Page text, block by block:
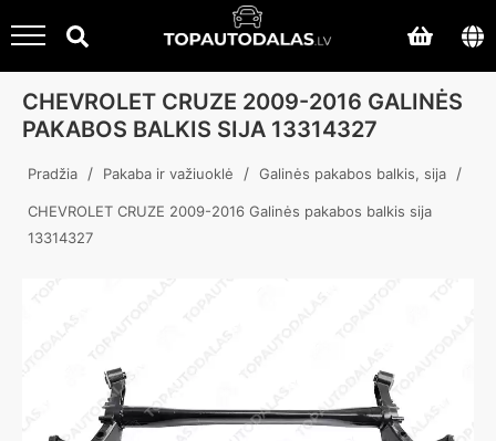
CHEVROLET CRUZE 2009-2016 GALINĖS
PAKABOS BALKIS SIJA 13314327
Pradžia / Pakaba ir važiuoklė / Galinės pakabos balkis, sija /
CHEVROLET CRUZE 2009-2016 Galinės pakabos balkis sija
13314327